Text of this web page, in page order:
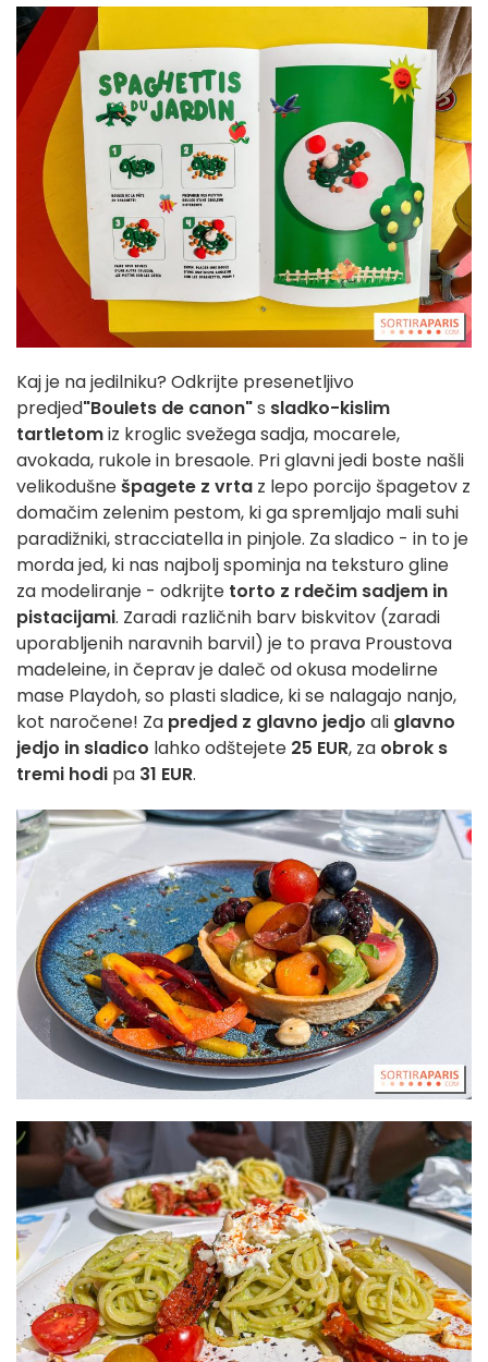
Kaj je na jedilniku? Odkrijte presenetljivo
predjed"Boulets de canon"s sladko-kislim
tartletomiz kroglic svežega sadja, mocarele,
avokada, rukole in bresaole. Pri glavni jedi boste našli
velikodušnešpagete z vrta z lepo porcijo špagetov z
domačim zelenim pestom, ki ga spremljajo mali suhi
paradižniki, stracciatella in pinjole. Za sladico - in to je
morda jed, ki nas najbolj spominja na teksturo gline
za modeliranje - odkrijte torto z rdečim sadjem in
pistacijami. Zaradi različnih barv biskvitov (zaradi
uporabljenih naravnih barvil) je to prava Proustova
madeleine, in čeprav je daleč od okusa modelirne
mase Playdoh, so plasti sladice, ki se nalagajo nanjo,
kot naročene! Za predjed z glavno jedjo ali glavno
jedjo in sladico lahko odštejete 25 EUR, za obrok s
tremi hodi pa 31 EUR.